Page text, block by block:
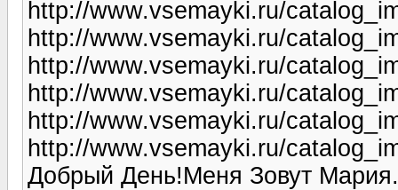
http://www.vsemayki.ru/
http://www.vsemayki.ru/
http://www.vsemayki.ru/
http://www.vsemayki.ru/
http://www.vsemayki.ru/
http://www.vsemayki.ru/
Добрый День!Меня Зовут